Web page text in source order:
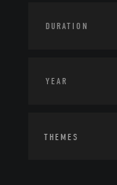
THEMES